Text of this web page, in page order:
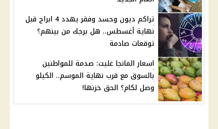
تراكم ديون وحسد وفقر يهدد 4 ابراج قبل
نهاية أغسطس.. هل برجك من بينهم؟
توقعات صادمة
اسعار المانجا غليت: صدمة للمواطنين
بالسوق مع قرب نهاية الموسم.. الكيلو
وصل لكام؟ الحق خزنها!